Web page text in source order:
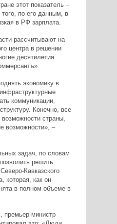
этот показатель –
по его данным, в
в РФ зарплата.
рассчитывают на
центра в решении
десятилетия
экономику в
коммуникации,
Конечно, все
страны,
возможности», –
задач, по словам
решить
Кавказского
которая, как он
в полном объеме в
премьер-министр